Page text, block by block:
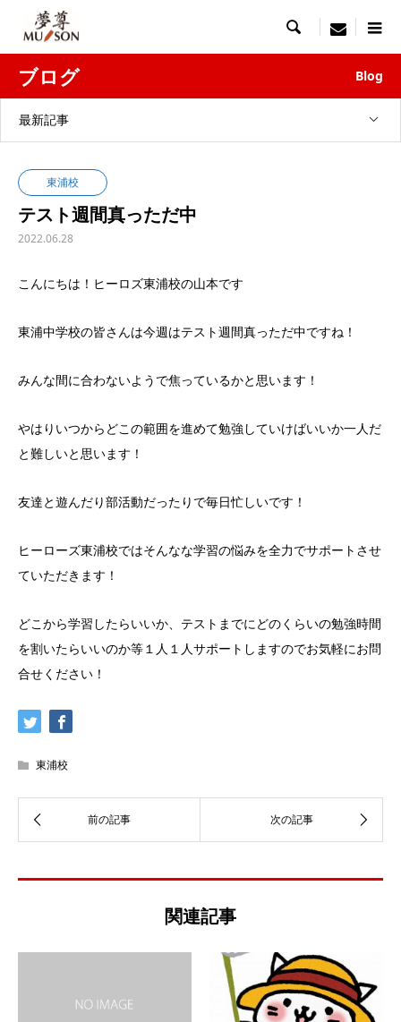
 menu
ブログ Blog
最新記事
東浦校
テスト週間真っただ中
2022.06.28
こんにちは！ヒーロズ東浦校の山本です
東浦中学校の皆さんは今週はテスト週間真っただ中ですね！
みんな間に合わないようで焦っているかと思います！
やはりいつからどこの範囲を進めて勉強していけばいいか一人だ
と難しいと思います！
友達と遊んだり部活動だったりで毎日忙しいです！
ヒーローズ東浦校ではそんなな学習の悩みを全力でサポートさせ
ていただきます！
どこから学習したらいいか、テストまでにどのくらいの勉強時間
を割いたらいいのか等１人１人サポートしますのでお気軽にお問
合せください！
東浦校
関連記事